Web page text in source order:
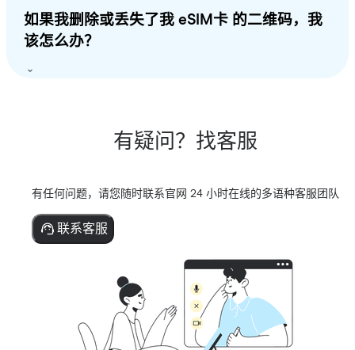
如果我删除或丢失了我 eSIM卡 的二维码，我
该怎么办？
有疑问？找客服
有任何问题，请您随时联系官网 24 小时在线的多语种客服团队
联系客服